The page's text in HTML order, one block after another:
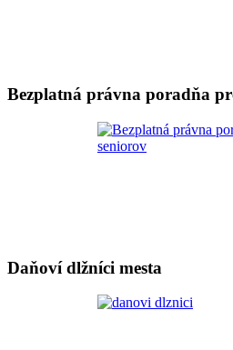
Bezplatná právna poradňa
Daňoví dlžníci mesta